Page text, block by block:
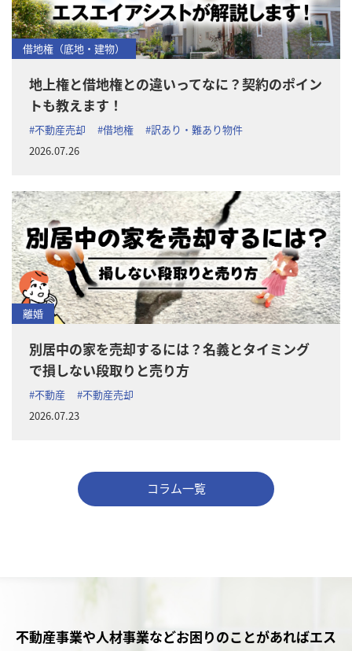
借地権（底地・建物）
地上権と借地権との違いってなに？契約のポイン
トも教えます！
#不動産売却 #借地権
#訳あり・難あり物件
2026.07.26
離婚
別居中の家を売却するには？名義とタイミング
で損しない段取りと売り方
#不動産
#不動産売却
2026.07.23
コラム一覧
不動産事業や人材事業などお困りのことがあればエス